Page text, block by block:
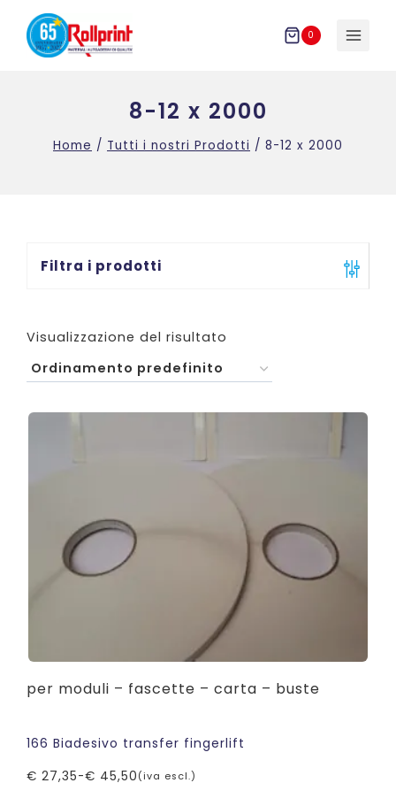
Salta
contenuto
0
8-12 x 2000
Home / Tutti i nostri Prodotti / 8-12 x 2000
Visualizzazione del risultato
per moduli – fascette – carta – buste
166 Biadesivo transfer fingerlift
€ 27,35-€ 45,50
Fascia
(iva escl.)
Filtra i prodotti